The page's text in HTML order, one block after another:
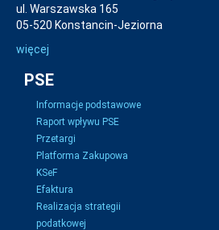
ul. Warszawska 165
05-520 Konstancin-Jeziorna
więcej
PSE
Informacje podstawowe
Raport wpływu PSE
Przetargi
Platforma Zakupowa
KSeF
Efaktura
Realizacja strategii
podatkowej